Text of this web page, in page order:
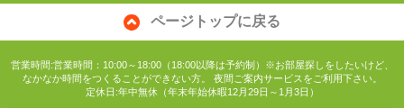
ページトップに戻る
営業時間:営業時間：10:00～18:00（18:00以降は予約制）※お部屋探しをしたいけど、
なかなか時間をつくることができない方。 夜間ご案内サービスをご利用下さい。
定休日:年中無休（年末年始休暇12月29日～1月3日）